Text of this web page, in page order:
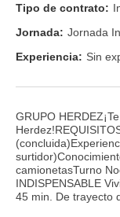
Tipo de contrato:
Jornada: Jornada
Experiencia: Sin
GRUPO
camionetasTurno
INDISPENSABLE
45 min. De trayecto